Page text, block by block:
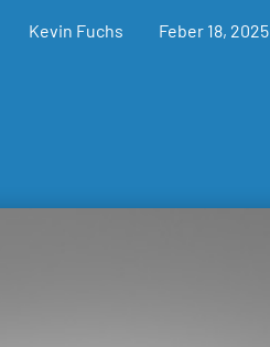
Kevin Fuchs Feber 18, 2025